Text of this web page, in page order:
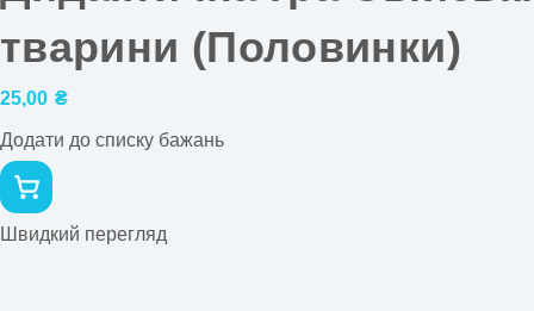
тварини (Половинки)
25,00 ₴
Додати до списку бажань
Швидкий перегляд